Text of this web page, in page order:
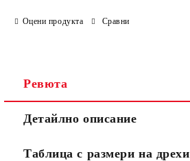
Оцени продукта Сравни
Ревюта
Детайлно описание
Таблица с размери на дрехи